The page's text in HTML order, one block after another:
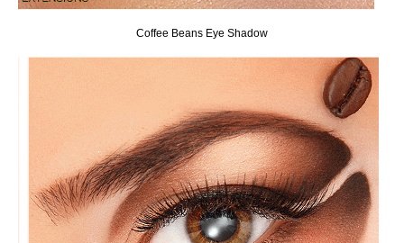
Coffee Beans Eye Shadow